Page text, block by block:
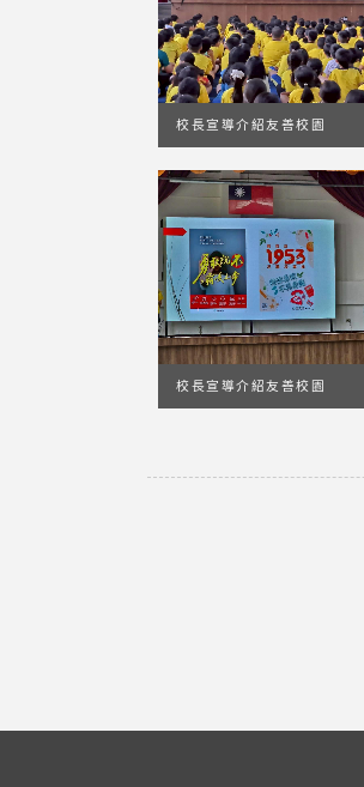
校長宣導介紹友善校園
校長宣導介紹友善校園